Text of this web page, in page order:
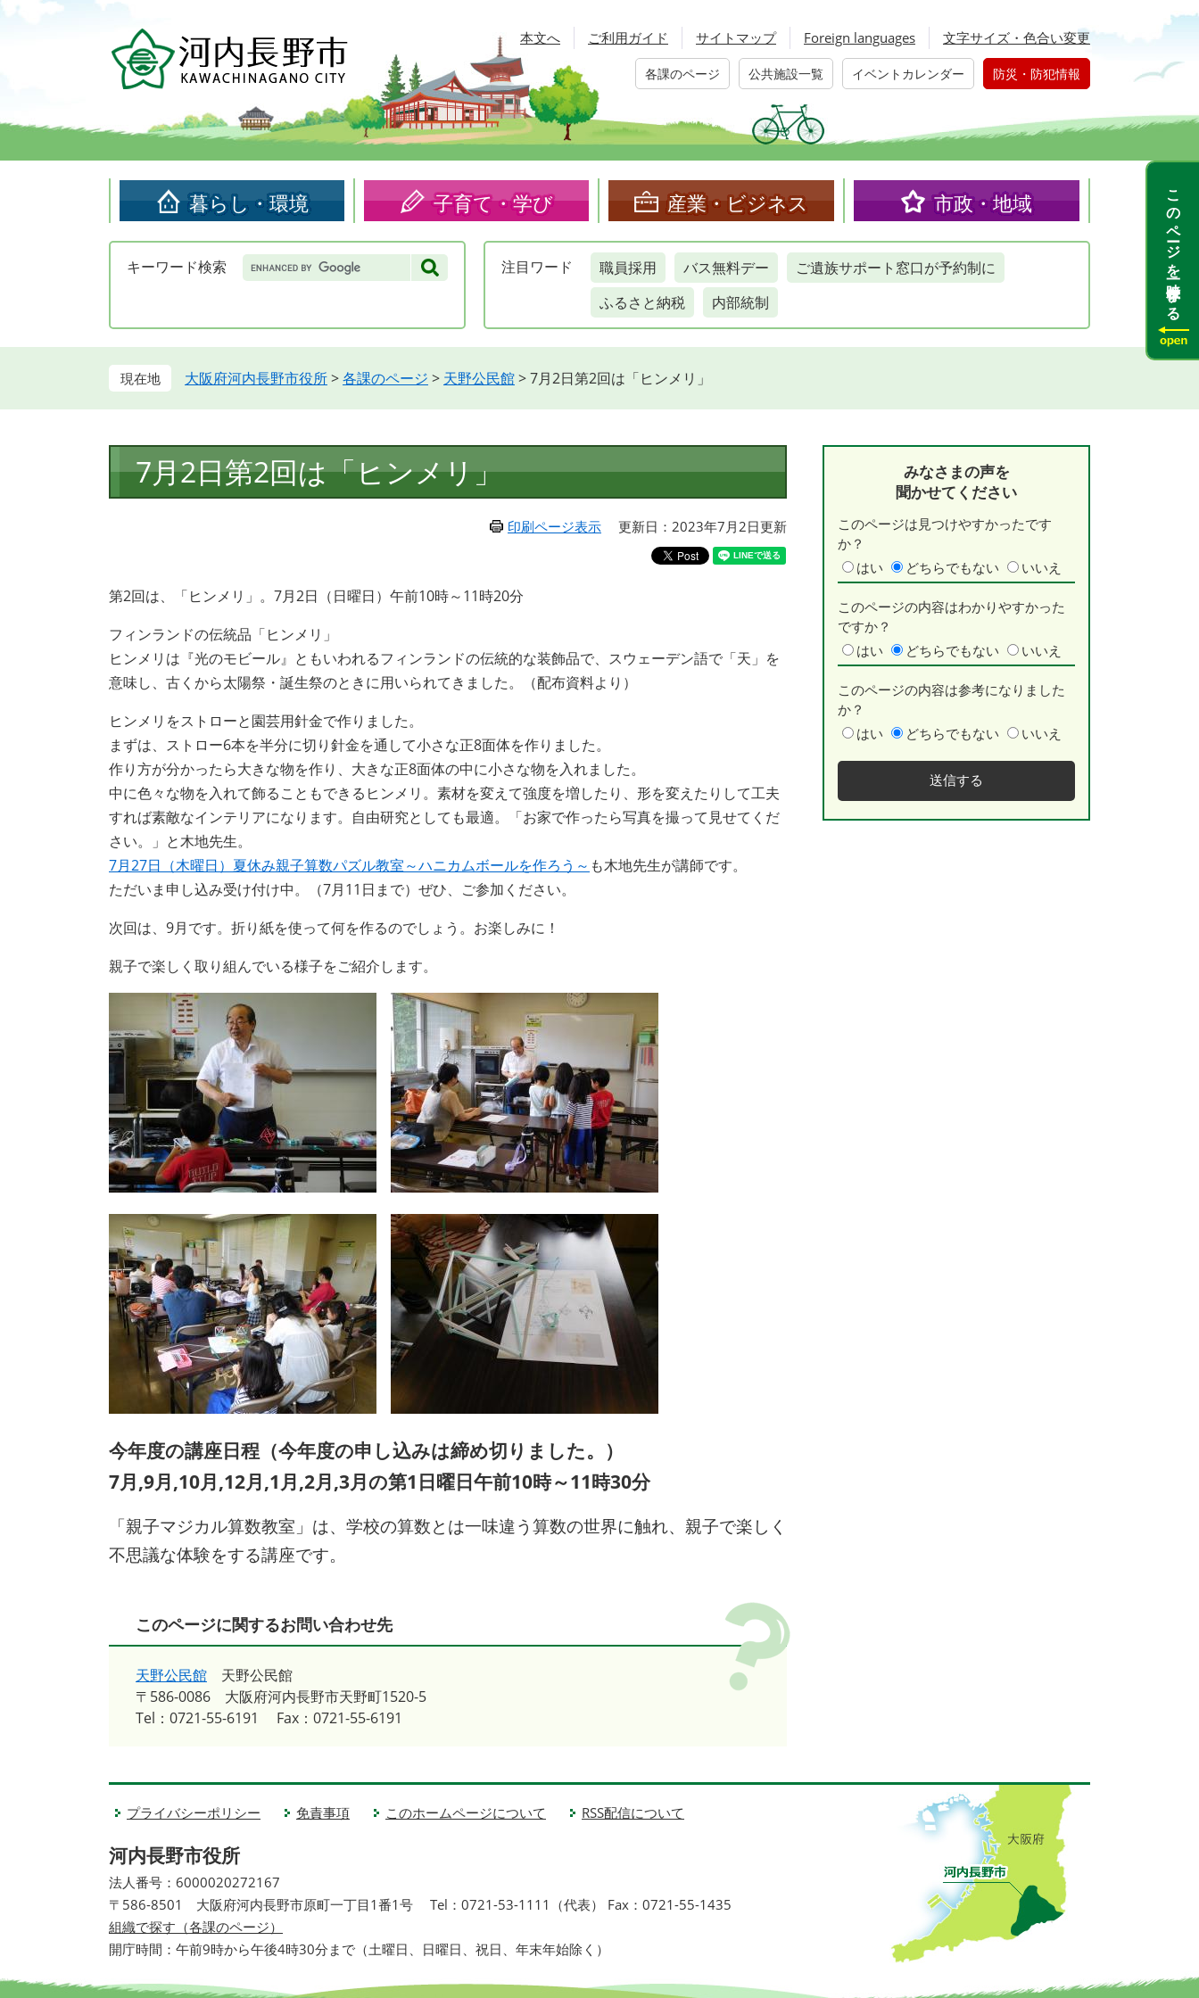
頭
す。
飛
し
本文へ ご利用ガイド サイトマップ Foreign languages 文字サイズ・色合い変更
各課のページ 公共施設一覧 イベントカレンダー 防災・防犯情報
暮らし・環境 子育て・学び 産業・ビジネス 市政・地域
キーワード検索 Google
カ
検
注目 ワード 職員採用 バス無料デー
ご遺族サポート窓口が予約制に
ふるさと納税
内部統制
大阪府河内長野市役所>各課のページ > 天野公民館>7月2日第2回は「ヒンメリ」
文
7月2日第2回は「ヒンメリ」
印刷ページ表示 更新日：2023年7月2日更新
第2回は、「ヒンメリ」。7月2日（日曜日）午前10時～11時20分
フィンランドの伝統品「ヒンメリ」
ヒンメリは『光のモビール』ともいわれるフィンランドの伝統的な装飾品で、スウェーデン語で「天」を
意味し、古くから太陽祭・誕生祭のときに用いられてきました。（配布資料より）
ヒンメリをストローと園芸用針金で作りました。
まずは、ストロー6本を半分に切り針金を通して小さな正8面体を作りました。
作り方が分かったら大きな物を作り、大きな正8面体の中に小さな物を入れました。
中に色々な物を入れて飾ることもできるヒンメリ。素材を変えて強度を増したり、形を変えたりして工夫
すれば素敵なインテリアになります。自由研究としても最適。「お家で作ったら写真を撮って見せてくだ
さい。」と木地先生。
7月27日（木曜日）夏休み親子算数パズル教室～ハニカムボールを作ろう～ も木地先生が講師です。
ただいま申し込み受け付け中。（7月11日まで）ぜひ、ご参加ください。
次回は、9月です。折り紙を使って何を作るのでしょう。お楽しみに！
親子で楽しく取り組んでいる様子をご紹介します。
今年度の講座日程（今年度の申し込みは締め切りました。）
7月,9月,10月,12月,1月,2月,3月の第1日曜日午前10時～11時30分
「親子マジカル算数教室」は、学校の算数とは一味違う算数の世界に触れ、親子で楽しく
不思議な体験をする講座です。
このページに関するお問い合わせ先
天野公民館
天野公民館
〒586-0086
大阪府河内長野市天野町1520-5
Tel：0721-55-6191
Fax：0721-55-6191
みなさまの声を
聞かせてください
このページは見つけやすかったです
か？
はい
どちらでもない いいえ
このページの内容はわかりやすかった
ですか？
はい
どちらでもない いいえ
このページの内容は参考になりました
か？
はい
どちらでもない いいえ
プライバシーポリシー 免責事項 このホームページについて RSS配信について
河内長野市役所
法人番号：6000020272167
〒586-8501 大阪府河内長野市原町一丁目1番1号
Tel：0721-53-1111（代表） Fax：0721-55-1435
組織で探す（各課のページ）
開庁時間：午前9時から午後4時30分まで（土曜日、日曜日、祝日、年末年始除く）
このページを一時保存する